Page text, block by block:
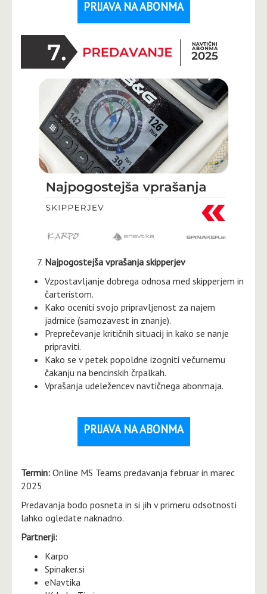
PRIJAVA NA ABONMA
Najpogostejša vprašanja skipperjev
Vzpostavljanje dobrega odnosa med skipperjem in
čarteristom.
Kako oceniti svojo pripravljenost za najem
jadrnice (samozavest in znanje).
Preprečevanje kritičnih situacij in kako se nanje
pripraviti.
Kako se v petek popoldne izogniti večurnemu
čakanju na bencinskih črpalkah.
Vprašanja udeležencev navtičnega abonmaja.
PRIJAVA NA ABONMA
Termin: Online MS Teams predavanja februar in marec
2025
Predavanja bodo posneta in si jih v primeru odsotnosti
lahko ogledate naknadno.
Partnerji:
Karpo
Spinaker.si
eNavtika